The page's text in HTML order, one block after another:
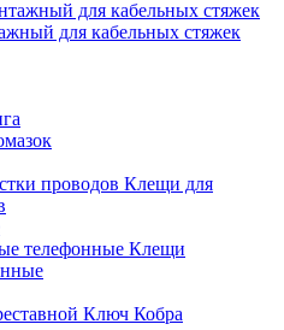
для кабельных стяжек
Клещи для
Клещи
Ключ Кобра